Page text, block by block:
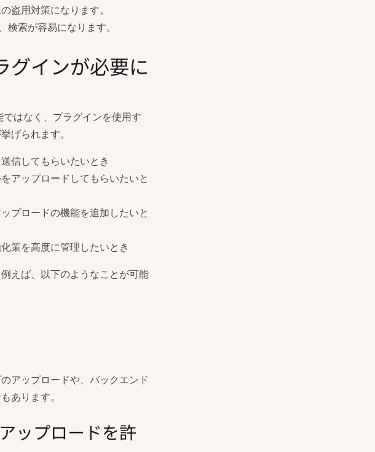
盗用対策になります。
索が容易になります。
グインが必要に
はなく、プラグインを使用す
げられます。
信してもらいたいとき
アップロードしてもらいたいと
プロードの機能を追加したいと
策を高度に管理したいとき
えば、以下のようなことが可能
アップロードや、バックエンド
あります。
ップロードを許